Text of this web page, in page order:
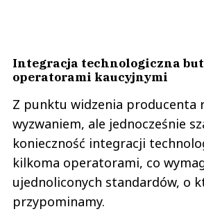
Integracja technologiczna
operatorami kaucyjnymi
Z punktu widzenia producenta
wyzwaniem, ale jednocześnie
konieczność integracji
kilkoma operatorami, co
ujednoliconych standardów, o
przypominamy.